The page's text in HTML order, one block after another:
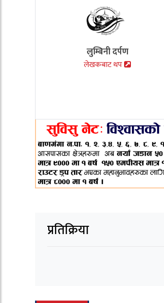
लुम्बिनी दर्पण
लेखकबाट थप
प्रतिक्रिया